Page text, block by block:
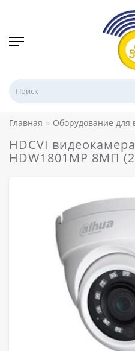
Главная Оборудование для
HDCVI
HDW1801MP 8МП